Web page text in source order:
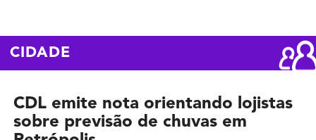
CIDADE
CDL emite nota orientando lojistas
sobre previsão de chuvas em